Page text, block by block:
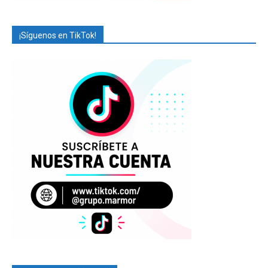
¡Síguenos en TikTok!